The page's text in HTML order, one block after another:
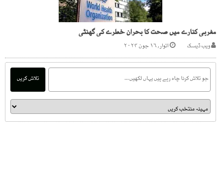
مغربی کنارے میں صحت کا بحران خطرے کی گھنٹی
ویب ڈیسک اتوار, ۱۶ جون ۲۰۲۴
تلاش کریں